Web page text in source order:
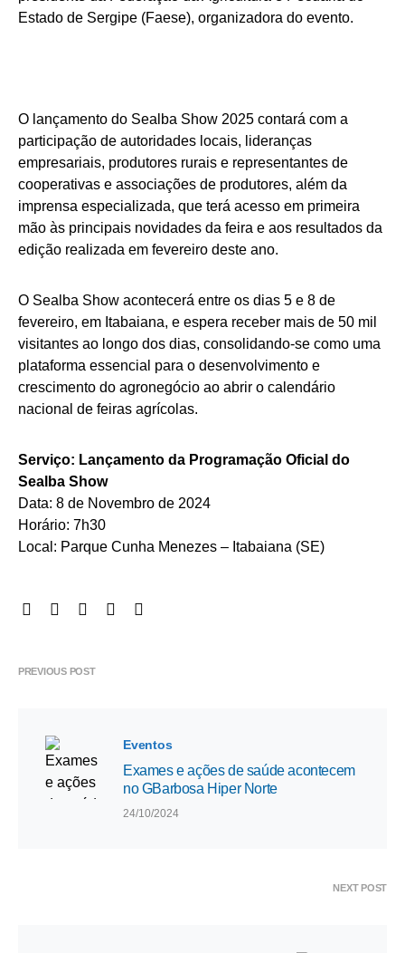
Estado de Sergipe (Faese), organizadora do evento.
O lançamento do Sealba Show 2025 contará com a
participação de autoridades locais, lideranças
empresariais, produtores rurais e representantes de
cooperativas e associações de produtores, além da
imprensa especializada, que terá acesso em primeira
mão às principais novidades da feira e aos resultados da
edição realizada em fevereiro deste ano.
O Sealba Show acontecerá entre os dias 5 e 8 de
fevereiro, em Itabaiana, e espera receber mais de 50 mil
visitantes ao longo dos dias, consolidando-se como uma
plataforma essencial para o desenvolvimento e
crescimento do agronegócio ao abrir o calendário
nacional de feiras agrícolas.
Serviço: Lançamento da Programação Oficial do
Sealba Show
Data: 8 de Novembro de 2024
Horário: 7h30
Local: Parque Cunha Menezes – Itabaiana (SE)
PREVIOUS POST
Eventos
Exames e ações de saúde acontecem
no GBarbosa Hiper Norte
24/10/2024
NEXT POST